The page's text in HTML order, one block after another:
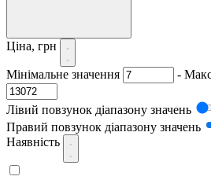
Ціна, грн
Мінімальне значення -
Лівий повзунок діапазону значень
Правий повзунок діапазону значень
Наявність